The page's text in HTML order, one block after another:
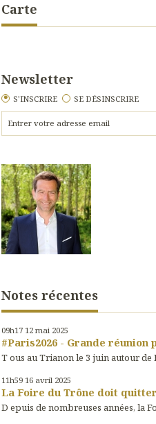
Carte
Newsletter
S'INSCRIRE SE DÉSINSCRIRE
Notes récentes
09h17 12 mai 2025
#Paris2026 - Grande réunion
T ous au Trianon le 3 juin autour de
11h59 16 avril 2025
La Foire du Trône doit
D epuis de nombreuses années, la